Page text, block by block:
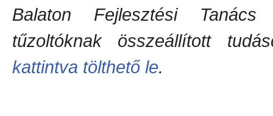
Balaton Fejlesztési Tanács
tűzoltóknak összeállított
kattintva tölthető le.